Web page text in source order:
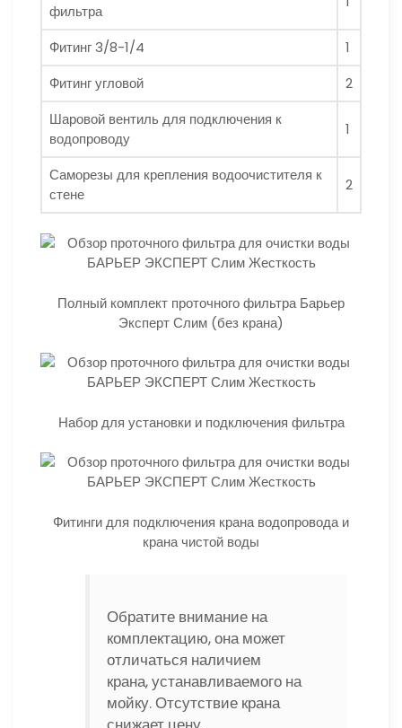
фильтра
Фитинг 3/8-1/4
1
Фитинг угловой
2
Шаровой вентиль для подключения к
водопроводу
1
Саморезы для крепления водоочистителя к
стене
2
Полный комплект проточного фильтра Барьер
Эксперт Слим (без крана)
Набор для установки и подключения фильтра
Фитинги для подключения крана водопровода и
крана чистой воды
Обратите внимание на
комплектацию, она может
отличаться наличием
крана, устанавливаемого на
мойку. Отсутствие крана